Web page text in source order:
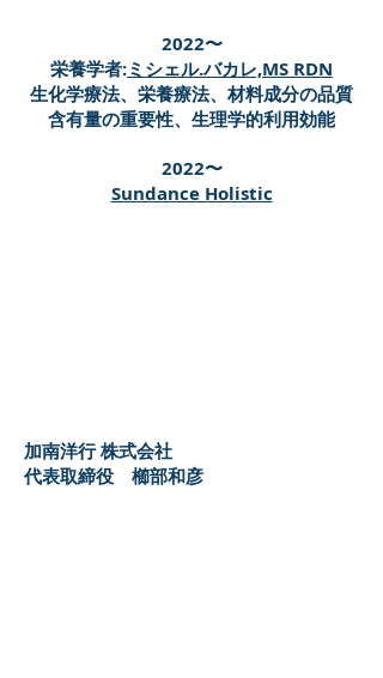
2022〜
栄養学者:ミシェル.バカレ,MS RDN
生化学療法、栄養療法、材料成分の品質
含有量の重要性、生理学的利用効能
2022〜
Sundance Holistic
加南洋行 株式会社
代表取締役 櫛部和彦